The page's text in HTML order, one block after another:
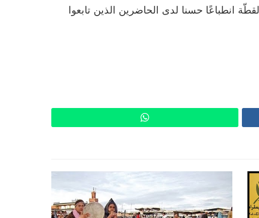
انطباعًا حسنا لدى الحاضرين الذين تابعوا